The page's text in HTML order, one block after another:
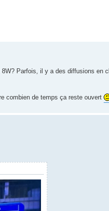
Parfois, il y a des diffusions en
combien de temps ça reste ouvert